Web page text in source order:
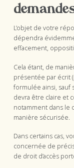
L’objet de votre
dépendra
effacement,
Cela étant, de
présentée par écrit
formulée ainsi, sauf
devra être claire et
notamment dans le
manière sécurisée.
Dans certains cas,
concernée de
de droit d’accès